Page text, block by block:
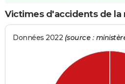
Victimes d'accidents de la
Données 2022 (source :